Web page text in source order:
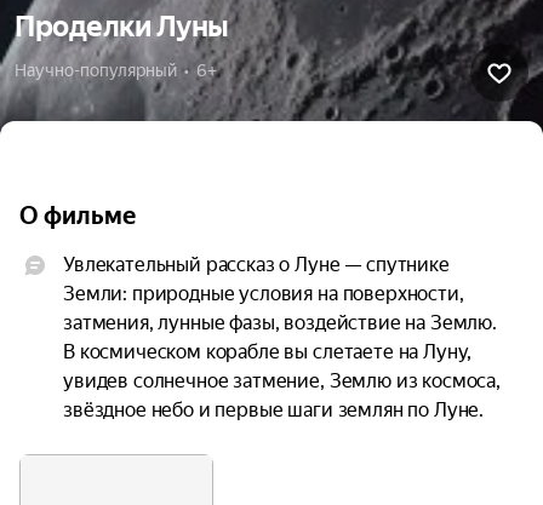
Проделки Луны
Научно-популярный  •  6+
О фильме
Увлекательный рассказ о Луне — спутнике
Земли: природные условия на поверхности,
затмения, лунные фазы, воздействие на Землю.
В космическом корабле вы слетаете на Луну,
увидев солнечное затмение, Землю из космоса,
звёздное небо и первые шаги землян по Луне.